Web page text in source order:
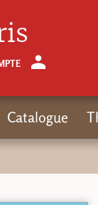
Catalogue